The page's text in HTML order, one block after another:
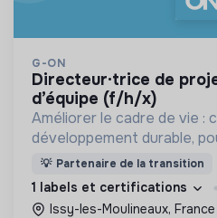
G-ON
directeur·trice de projet – manager
d’équipe (f/h/x)
Améliorer le cadre de vie :
développement durable,
construction et de
💡 Partenaire de la transition
1 labels et certifications
Issy-les-Moulineaux, France